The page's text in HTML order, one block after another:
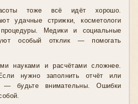
тоже всё идёт хорошо.
удачные стрижки, косметологи
Медики и социальные
особый отклик — помогать
науками и расчётами сложнее.
нужно заполнить отчёт или
— будьте внимательны. Ошибки